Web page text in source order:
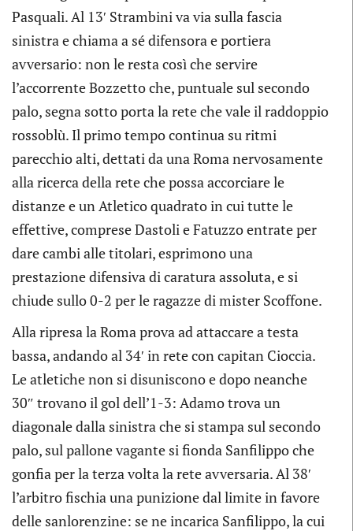
Pasquali. Al 13′ Strambini va via sulla fascia
sinistra e chiama a sé difensora e portiera
avversario: non le resta così che servire
l’accorrente Bozzetto che, puntuale sul secondo
palo, segna sotto porta la rete che vale il raddoppio
rossoblù. Il primo tempo continua su ritmi
parecchio alti, dettati da una Roma nervosamente
alla ricerca della rete che possa accorciare le
distanze e un Atletico quadrato in cui tutte le
effettive, comprese Dastoli e Fatuzzo entrate per
dare cambi alle titolari, esprimono una
prestazione difensiva di caratura assoluta, e si
chiude sullo 0-2 per le ragazze di mister Scoffone.
Alla ripresa la Roma prova ad attaccare a testa
bassa, andando al 34′ in rete con capitan Cioccia.
Le atletiche non si disuniscono e dopo neanche
30″ trovano il gol dell’1-3: Adamo trova un
diagonale dalla sinistra che si stampa sul secondo
palo, sul pallone vagante si fionda Sanfilippo che
gonfia per la terza volta la rete avversaria. Al 38′
l’arbitro fischia una punizione dal limite in favore
delle sanlorenzine: se ne incarica Sanfilippo, la cui